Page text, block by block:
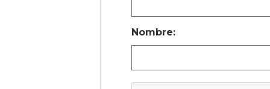
Nombre: